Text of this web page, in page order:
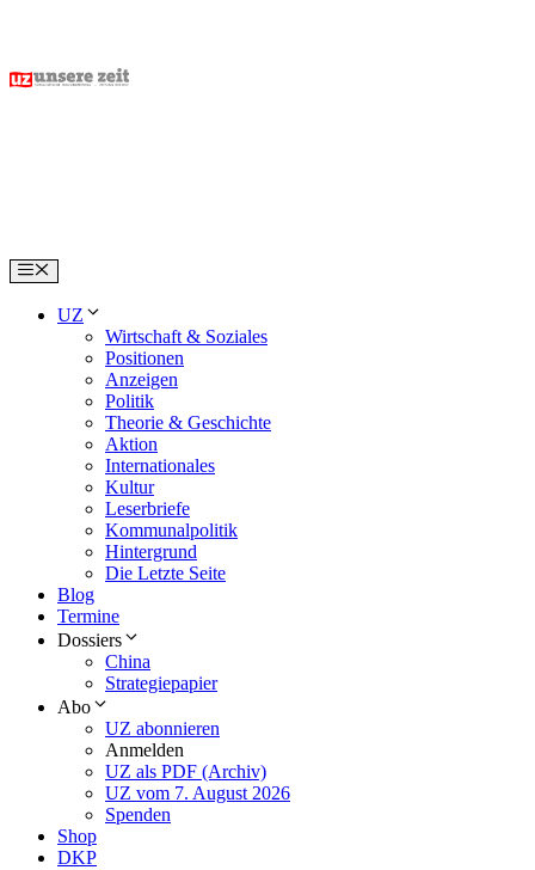
content
Menu
UZ
Wirtschaft & Soziales
Positionen
Anzeigen
Politik
Theorie & Geschichte
Aktion
Internationales
Kultur
Leserbriefe
Kommunalpolitik
Hintergrund
Die Letzte Seite
Blog
Termine
Dossiers
China
Strategiepapier
Abo
UZ abonnieren
Anmelden
UZ als PDF (Archiv)
UZ vom 7. August 2026
Spenden
Shop
DKP